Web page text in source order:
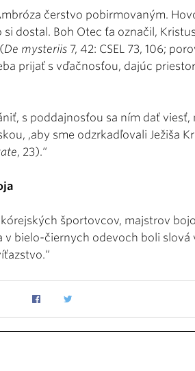
čerstvo pobirmovaným.
dostal. Boh Otec ťa označil,
De mysteriis 7, 42: CSEL 73, 106;
prijať s vďačnosťou, dajúc
s poddajnosťou sa ním dať viesť,
,aby sme odzrkadľovali Ježiša
, 23).“
športovcov, majstrov
bielo-čiernych odevoch boli slová